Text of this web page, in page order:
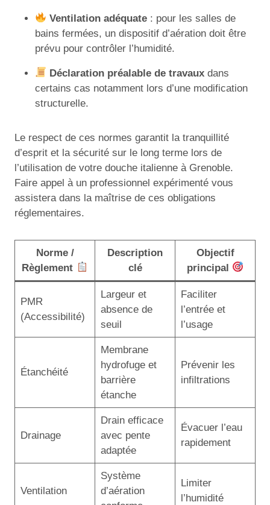
Ventilation adéquate : pour les salles de
bains fermées, un dispositif d’aération doit être
prévu pour contrôler l’humidité.
Déclaration préalable de travaux dans
certains cas notamment lors d’une modification
structurelle.
Le respect de ces normes garantit la tranquillité
d’esprit et la sécurité sur le long terme lors de
l’utilisation de votre douche italienne à Grenoble.
Faire appel à un professionnel expérimenté vous
assistera dans la maîtrise de ces obligations
réglementaires.
Norme /
Règlement
Description
clé
Objectif
principal
PMR
(Accessibilité)
Largeur et
absence de
seuil
Faciliter
l’entrée et
l’usage
Étanchéité
Membrane
hydrofuge et
barrière
étanche
Prévenir les
infiltrations
Drainage
Drain efficace
avec pente
adaptée
Évacuer l’eau
rapidement
Ventilation
Système
d’aération
Limiter
l’humidité